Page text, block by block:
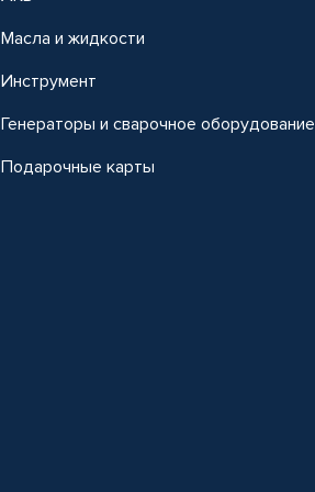
Масла и жидкости
Инструмент
Генераторы и сварочное оборудование
Подарочные карты